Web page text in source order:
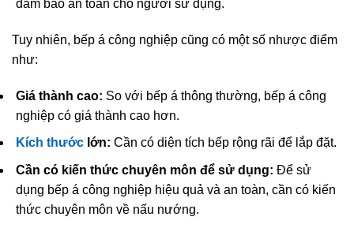
đảm bảo an toàn cho người sử dụng.
Tuy nhiên, bếp á công nghiệp cũng có một số nhược điểm
như:
Giá thành cao: So với bếp á thông thường, bếp á công
nghiệp có giá thành cao hơn.
Kích thước lớn: Cần có diện tích bếp rộng rãi để lắp đặt.
Cần có kiến thức chuyên môn để sử dụng: Để sử
dụng bếp á công nghiệp hiệu quả và an toàn, cần có kiến
thức chuyên môn về nấu nướng.